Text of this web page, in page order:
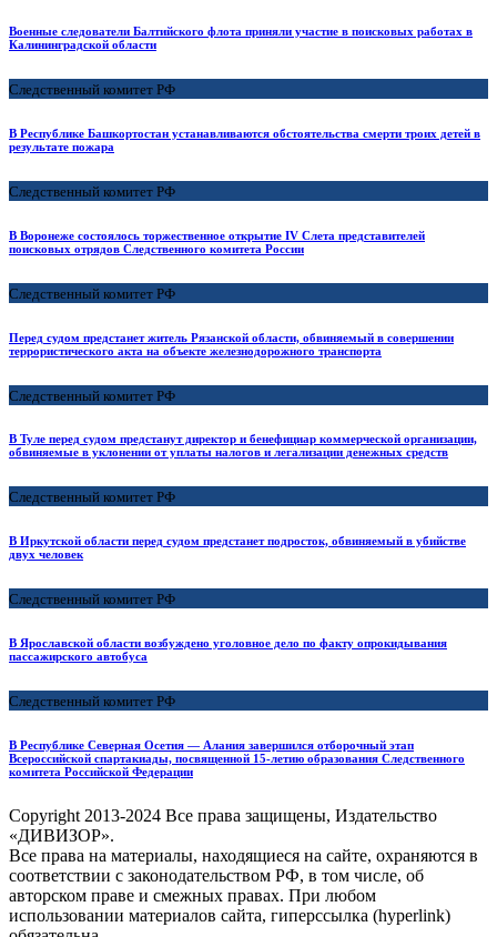
Военные следователи Балтийского флота приняли участие в поисковых работах в
Калининградской области
Следственный комитет РФ
В Республике Башкортостан устанавливаются обстоятельства смерти троих детей в
результате пожара
Следственный комитет РФ
В Воронеже состоялось торжественное открытие IV Слета представителей
поисковых отрядов Следственного комитета России
Следственный комитет РФ
Перед судом предстанет житель Рязанской области, обвиняемый в совершении
террористического акта на объекте железнодорожного транспорта
Следственный комитет РФ
В Туле перед судом предстанут директор и бенефициар коммерческой организации,
обвиняемые в уклонении от уплаты налогов и легализации денежных средств
Следственный комитет РФ
В Иркутской области перед судом предстанет подросток, обвиняемый в убийстве
двух человек
Следственный комитет РФ
В Ярославской области возбуждено уголовное дело по факту опрокидывания
пассажирского автобуса
Следственный комитет РФ
В Республике Северная Осетия — Алания завершился отборочный этап
Всероссийской спартакиады, посвященной 15-летию образования Следственного
комитета Российской Федерации
Copyright 2013-2024 Все права защищены, Издательство
«ДИВИЗОР».
Все права на материалы, находящиеся на сайте, охраняются в
соответствии с законодательством РФ, в том числе, об
авторском праве и смежных правах. При любом
использовании материалов сайта, гиперссылка (hyperlink)